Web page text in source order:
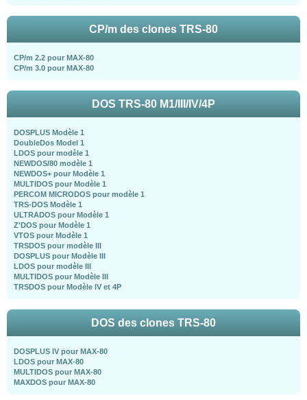
CP/m des clones TRS-80
CP/m 2.2 pour MAX-80
CP/m 3.0 pour MAX-80
DOS TRS-80 M1/III/IV/4P
DOSPLUS Modèle 1
DoubleDos Model 1
LDOS pour modèle 1
NEWDOS/80 modèle 1
NEWDOS+ pour Modèle 1
MULTIDOS pour Modèle 1
PERCOM MICRODOS pour modèle 1
TRS-DOS Modèle 1
ULTRADOS pour Modèle 1
Z'DOS pour Modèle 1
VTOS pour Modèle 1
TRSDOS pour modèle III
DOSPLUS pour Modèle III
LDOS pour modèle III
MULTIDOS pour Modèle III
TRSDOS pour Modèle IV et 4P
DOS des clones TRS-80
DOSPLUS IV pour MAX-80
LDOS pour MAX-80
MULTIDOS pour MAX-80
MAXDOS pour MAX-80